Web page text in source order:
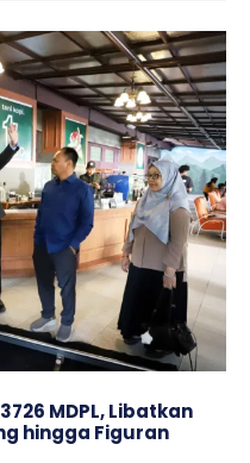
MDPL, Libatkan
hingga Figuran